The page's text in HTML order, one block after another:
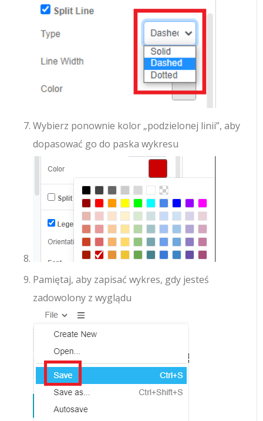
Wybierz ponownie kolor „podzielonej linii”, aby
dopasować go do paska wykresu
Pamiętaj, aby zapisać wykres, gdy jesteś
zadowolony z wyglądu